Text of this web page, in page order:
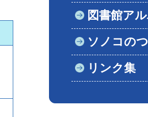
図書館ア
ソノコの
リンク集